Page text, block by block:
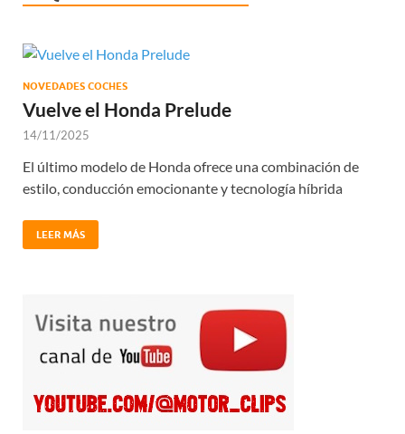
NOVEDADES COCHES
Vuelve el Honda Prelude
14/11/2025
El último modelo de Honda ofrece una combinación de
estilo, conducción emocionante y tecnología híbrida
LEER MÁS